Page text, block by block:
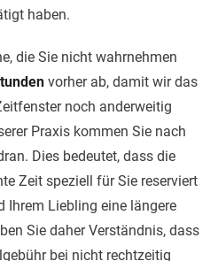
haben.
die Sie nicht wahrnehmen
vorher ab, damit wir das
noch anderweitig
Praxis kommen Sie nach
Dies bedeutet, dass die
Zeit speziell für Sie reserviert
Ihrem Liebling eine längere
Sie daher Verständnis, dass
bei nicht rechtzeitig